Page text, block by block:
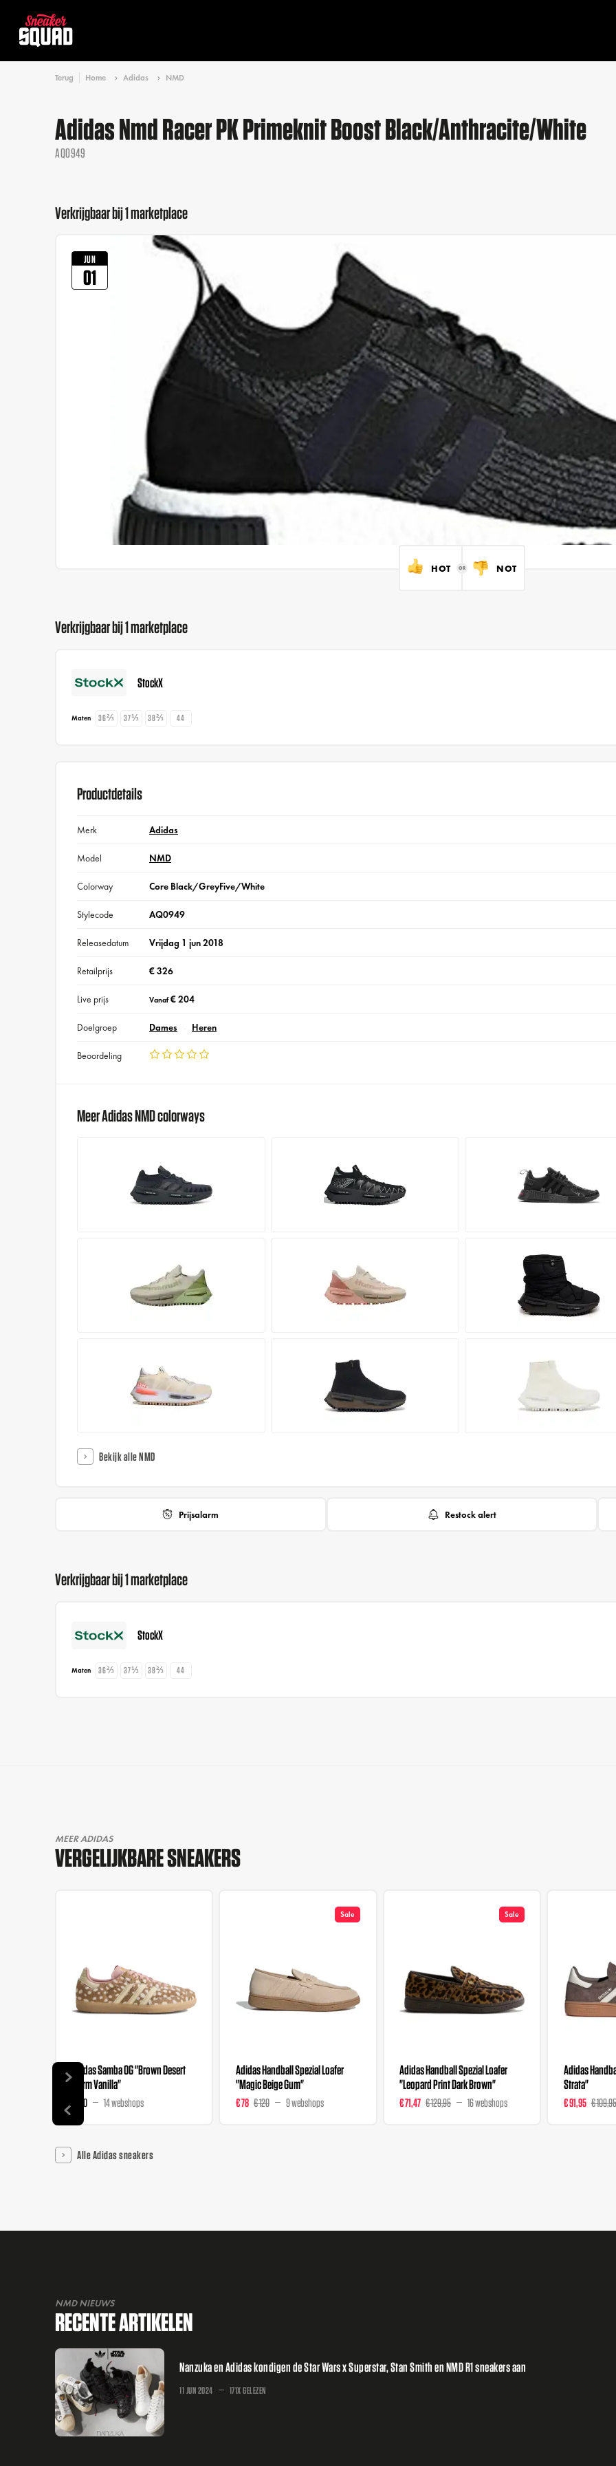
Terug Home Adidas NMD
Adidas Nmd Racer PK Primeknit Boost Black/Anthracite/White
AQ0949
Verkrijgbaar bij 1 marketplace
JUN
01
HOT NOT
Verkrijgbaar bij 1 marketplace
StockX
Maten 36⅔ 37⅓ 38⅔ 44
Productdetails
Merk Adidas
Model NMD
Colorway Core Black/GreyFive/White
Stylecode AQ0949
Releasedatum Vrijdag 1 jun 2018
Retailprijs € 326
Live prijs Vanaf€ 204
Doelgroep Dames Heren
Beoordeling
Meer Adidas NMD colorways
Bekijk alle NMD
Prijsalarm Restock alert
Verkrijgbaar bij 1 marketplace
StockX
Maten 36⅔ 37⅓ 38⅔ 44
MEER ADIDAS
VERGELIJKBARE SNEAKERS
Adidas Samba OG "Brown Desert
Warm Vanilla"
€ 120 14 webshops
Sale
Adidas Handball Spezial Loafer
"Magic Beige Gum"
€ 78 € 120 9 webshops
Sale
Adidas Handball Spezial Loafer
"Leopard Print Dark Brown"
€ 71,47 € 129,95 16 webshops
Adidas
Strata"
€ 91,95 € 109,95
Alle Adidas sneakers
NMD NIEUWS
RECENTE ARTIKELEN
Nanzuka en Adidas kondigen de Star Wars x Superstar, Stan Smith en NMD R1 sneakers aan
11 JUN 2024 171X GELEZEN